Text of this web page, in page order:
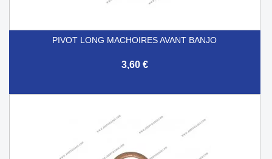
PIVOT LONG MACHOIRES AVANT BANJO
3,60 €